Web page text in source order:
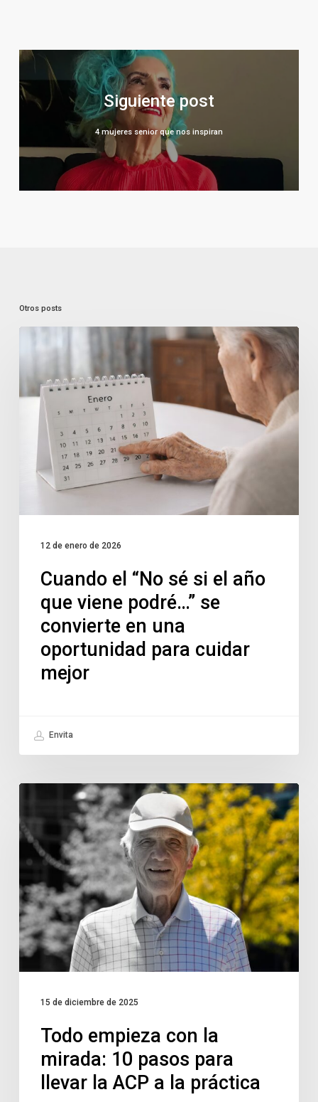
4 mujeres senior que nos inspiran
Otros posts
12 de enero de 2026
Cuando el “No sé si el año
que viene podré…” se
convierte en una
oportunidad para cuidar
mejor
Envita
15 de diciembre de 2025
Todo empieza con la
mirada: 10 pasos para
llevar la ACP a la práctica